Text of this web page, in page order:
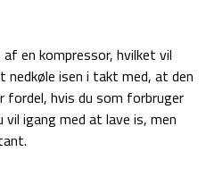
af en kompressor, hvilket vil
isen i takt med, at den
hvis du som forbruger
vil igang med at lave is, men